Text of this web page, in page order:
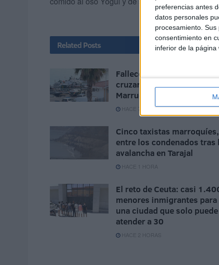
preferencias antes
datos personales
procesamiento.
consentimiento en
inferior de la página
Related Posts
Fallece un subsahariano
cruzar en parapente de
Marruecos a Ceuta
HACE 7 MINUTOS
Cinco taxistas marroquíes,
entre los condenados tras
avalancha en Tarajal
HACE 1 HORA
El reto de Ceuta: casi
menores inmigrantes para
una ciudad que solo puede
atender a 30
HACE 2 HORAS